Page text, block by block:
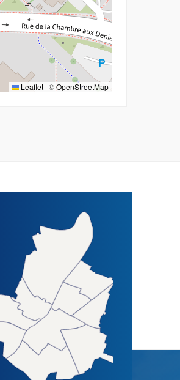
Leaflet | ©OpenStreetMap
DES ASSOCIATIONS DE LA VILLE